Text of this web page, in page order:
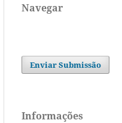
Navegar
Enviar Submissão
Informações